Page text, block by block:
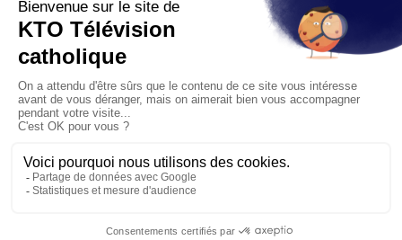
La visite pastorale du pape Léon
XIV à Assise à suivre sur KTO le
jeudi 6 août
Le pape en Uruguay, Argentine et
Pérou du 6 au 17 novembre 2026
© KTO 2026 —Contact